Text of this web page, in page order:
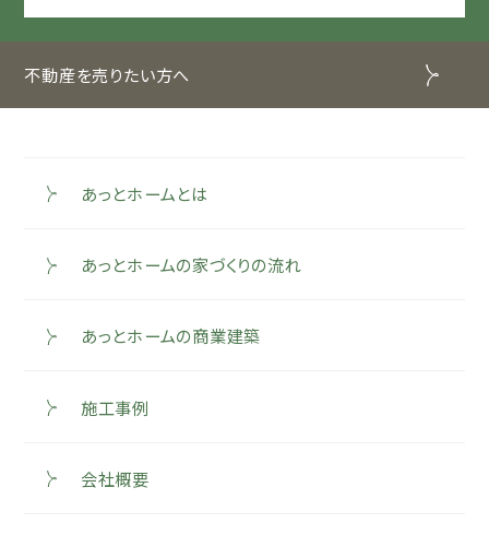
不動産を売りたい方へ
あっとホームとは
あっとホームの家づくりの流れ
あっとホームの商業建築
施工事例
会社概要